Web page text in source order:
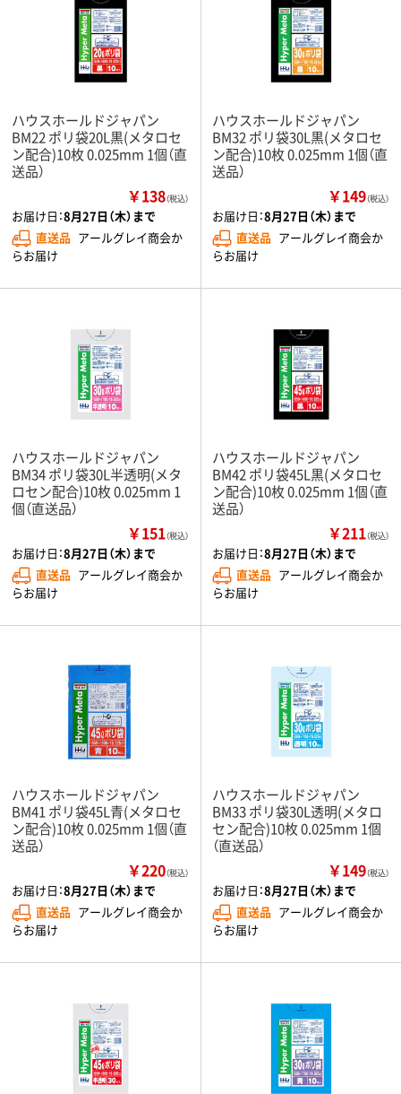
ハウスホールドジャパン
BM22 ポリ袋20L黒(メタロセ
ン配合)10枚 0.025mm 1個（直
送品）
￥138（税込）
お届け日：8月27日（木）まで
直送品 アールグレイ商会か
らお届け
ハウスホールドジャパン
BM32 ポリ袋30L黒(メタロセ
ン配合)10枚 0.025mm 1個（直
送品）
￥149（税込）
お届け日：8月27日（木）まで
直送品 アールグレイ商会か
らお届け
ハウスホールドジャパン
BM34 ポリ袋30L半透明(メタ
ロセン配合)10枚 0.025mm 1
個（直送品）
￥151（税込）
お届け日：8月27日（木）まで
直送品 アールグレイ商会か
らお届け
ハウスホールドジャパン
BM42 ポリ袋45L黒(メタロセ
ン配合)10枚 0.025mm 1個（直
送品）
￥211（税込）
お届け日：8月27日（木）まで
直送品 アールグレイ商会か
らお届け
ハウスホールドジャパン
BM41 ポリ袋45L青(メタロセ
ン配合)10枚 0.025mm 1個（直
送品）
￥220（税込）
お届け日：8月27日（木）まで
直送品 アールグレイ商会か
らお届け
ハウスホールドジャパン
BM33 ポリ袋30L透明(メタロ
セン配合)10枚 0.025mm 1個
（直送品）
￥149（税込）
お届け日：8月27日（木）まで
直送品 アールグレイ商会か
らお届け